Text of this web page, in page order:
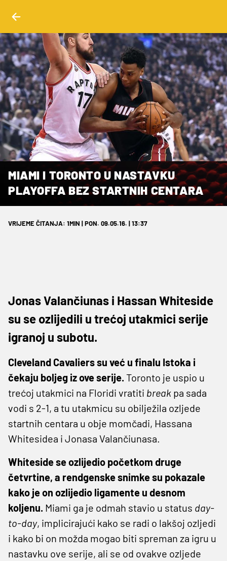
MIAMI I TORONTO U NASTAVKU
PLAYOFFA BEZ STARTNIH CENTARA
VRIJEME ČITANJA: 1MIN | PON. 09.05.16. | 13:37
Jonas Valančiunas i Hassan Whiteside
su se ozlijedili u trećoj utakmici serije
igranoj u subotu.
Cleveland Cavaliers su već u finalu Istoka i
čekaju boljeg iz ove serije.Toronto je uspio u
trećoj utakmici na Floridi vratiti break pa sada
vodi s 2-1, a tu utakmicu su obilježila ozljede
startnih centara u obje momčadi, Hassana
Whitesidea i Jonasa Valančiunasa.
Whiteside se ozlijedio početkom druge
četvrtine, a rendgenske snimke su pokazale
kako je on ozlijedio ligamente u desnom
koljenu. Miami ga je odmah stavio u status day-
to-day, implicirajući kako se radi o lakšoj ozljedi
i kako bi on možda mogao biti spreman za igru u
nastavku ove serije, ali se od ovakve ozljede